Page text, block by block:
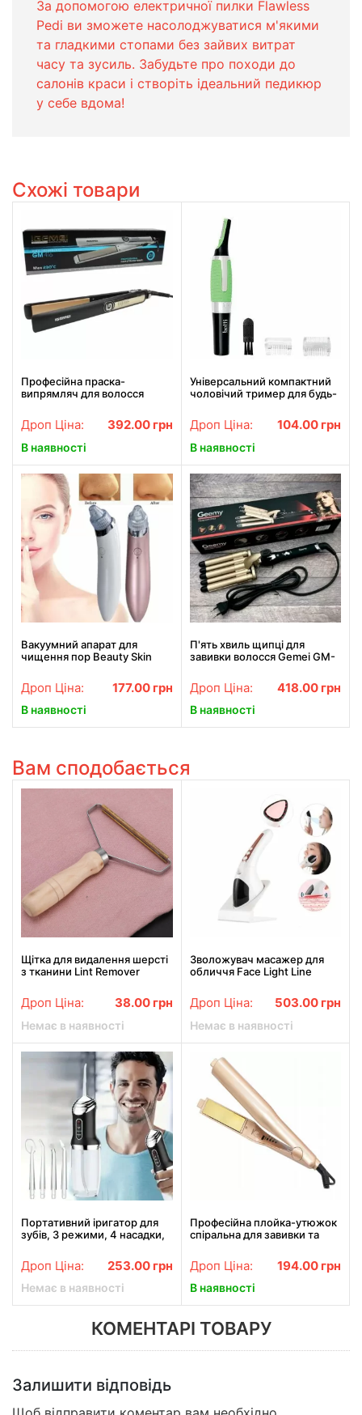
За допомогою електричної пилки Flawless
Pedi ви зможете насолоджуватися м'якими
та гладкими стопами без зайвих витрат
часу та зусиль. Забудьте про походи до
салонів краси і створіть ідеальний педикюр
у себе вдома!
Схожі товари
Професійна праска-
випрямляч для волосся
Дроп Ціна: 392.00 грн
В наявності
Універсальний компактний
чоловічий тример для будь-
Найкраща ціна!
Дроп Ціна: 104.00 грн
В наявності
Вакуумний апарат для
чищення пор Beauty Skin
Найкраща ціна!
Дроп Ціна: 177.00 грн
В наявності
П'ять хвиль щипці для
завивки волосся Gemei GM-
волосся АКЦІЯ
Дроп Ціна: 418.00 грн
В наявності
Вам сподобається
Щітка для видалення шерсті
з тканини Lint Remover
Дроп Ціна: 38.00 грн
Немає в наявності
Зволожувач масажер для
обличчя Face Light Line
Instrument відпарювач skin
LY-76
Дроп Ціна: 503.00 грн
Немає в наявності
Портативний іригатор для
зубів, 3 режими, 4 насадки,
рота / Іригатор для брекетів
Дроп Ціна: 253.00 грн
Немає в наявності
Професійна плойка-утюжок
спіральна для завивки та
Hair Curling Iron WA-1
Дроп Ціна: 194.00 грн
В наявності
КОМЕНТАРІ ТОВАРУ
Залишити відповідь